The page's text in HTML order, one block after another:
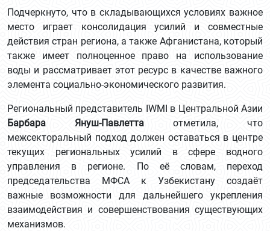
Подчеркнуто, что в складывающихся условиях важное
место играет консолидация усилий и совместные
действия стран региона, а также Афганистана, который
также имеет полноценное право на использование
воды и рассматривает этот ресурс в качестве важного
элемента социально-экономического развития.
Региональный представитель IWMI в Центральной Азии
Барбара Януш-Павлетта отметила, что
межсекторальный подход должен оставаться в центре
текущих региональных усилий в сфере водного
управления в регионе. По её словам, переход
председательства МФСА к Узбекистану создаёт
важные возможности для дальнейшего укрепления
взаимодействия и совершенствования существующих
механизмов.